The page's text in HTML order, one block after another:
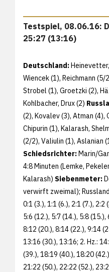
Testspiel, 08.06.16:
25:27 (13:16)
Deutschland:
Wiencek (1), Reichmann
Strobel (1), Groetzki (2),
Kohlbacher, Drux (2)
(2), Kovalev (3), Atman (4),
Chipurin (1), Kalarash,
(2/2), Valiulin (1), Aslanian
Schiedsrichter:Marin/
4:8 Minuten (Lemke,
Kalarash) Siebenmeter:
verwirft zweimal);
0:1 (3.), 1:1 (6.), 2:1 (7.), 2:2
5:6 (12.), 5:7 (14.), 5:8
8:12 (20.), 8:14 (22.), 9:14
13:16 (30.), 13:16; 2. Hz.:
(39.), 18:19 (40.), 18:20
21:22 (50.), 22:22 (52.),